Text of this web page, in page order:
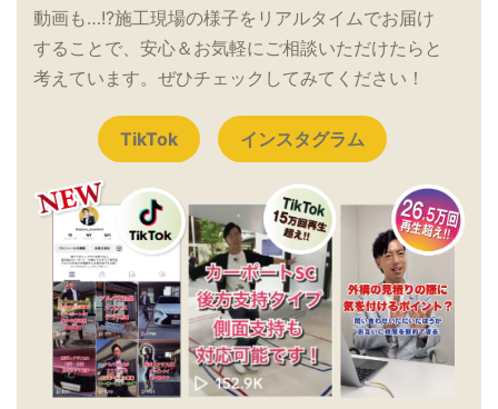
動画も…!?施工現場の様子をリアルタイムでお届け
することで、安心＆お気軽にご相談いただけたらと
考えています。ぜひチェックしてみてください！
TikTok インスタグラム